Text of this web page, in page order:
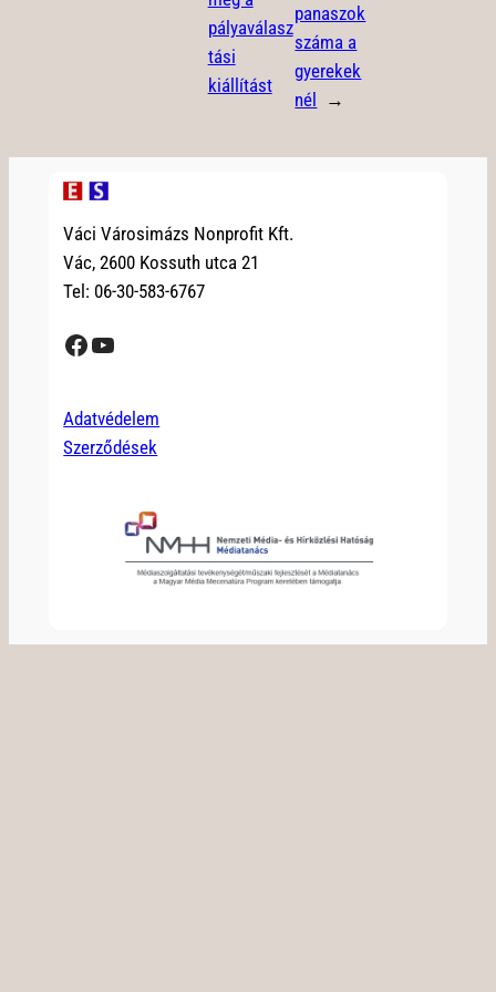
pályaválasz
tási
kiállítást
panaszok
száma a
gyerekek
nél
→
Váci Városimázs Nonprofit Kft.
Vác, 2600 Kossuth utca 21
Tel: 06-30-583-6767
Facebook YouTube
Adatvédelem
Szerződések